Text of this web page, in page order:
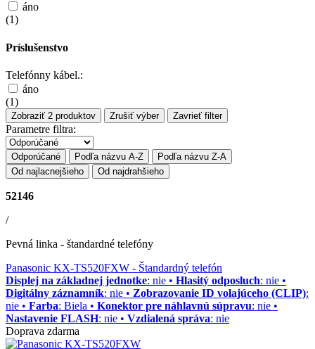
áno
(1)
Príslušenstvo
Telefónny kábel.:
áno
(1)
Zobraziť 2 produktov Zrušiť výber Zavrieť filter
Parametre filtra:
Odporúčané Podľa názvu A-Z
Podľa názvu Z-A
Od najlacnejšieho
Od najdrahšieho
52146
/
Pevná linka - štandardné telefóny
Panasonic KX-TS520FXW - Štandardný telefón
Displej na základnej jednotke: nie • Hlasitý odposluch: nie •
Digitálny záznamník: nie • Zobrazovanie ID volajúceho (CLIP):
nie • Farba: Biela • Konektor pre náhlavnú súpravu: nie •
Nastavenie FLASH: nie • Vzdialená správa: nie
Doprava zdarma